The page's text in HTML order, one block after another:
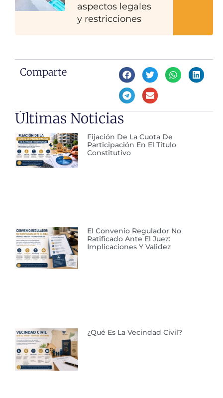
aspectos legales
y restricciones
Comparte
Últimas Noticias
Fijación De La Cuota De
Participación En El Título
Constitutivo
El Convenio Regulador No
Ratificado Ante El Juez:
Implicaciones Y Validez
¿Qué Es La Vecindad Civil?